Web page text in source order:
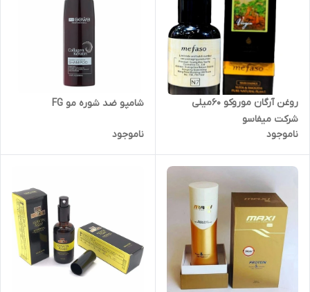
روغن آرگان موروکو 60میلی
شرکت میفاسو
ناموجود
شامپو ضد شوره مو FG
ناموجود